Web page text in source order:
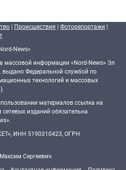
| Происшествия | Фоторепортажи |
News»
массовой информации «Nord-News» Эл
Федеральной службой по
технологий и массовых
материалов ссылка на
изданий обязательна
ИНН 5190310423, ОГРН
Сергеевич